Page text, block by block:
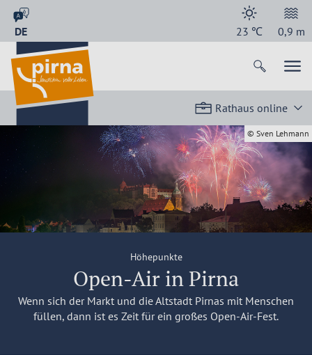
DE 23 ℃ 0,9 m
Rathaus online
Höhepunkte
Open-Air in Pirna
Wenn sich der Markt und die Altstadt Pirnas mit Menschen
füllen, dann ist es Zeit für ein großes Open-Air-Fest.
© Sven Lehmann